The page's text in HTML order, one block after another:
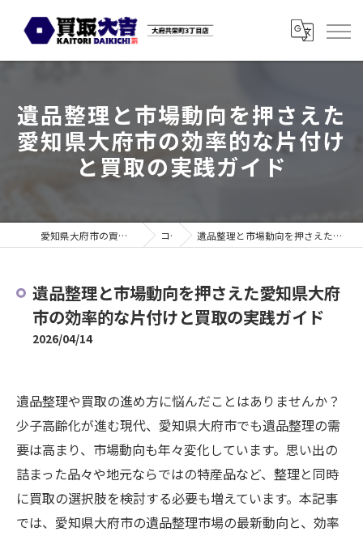
遺品整理と市場動向を押さえた
愛知県大府市の効率的な片付け
と買取の実践ガイド
愛知県大府市の買取なら買取大吉 大府共栄町3丁目店 コラム 遺品整理と市場動向を押さえた愛知県大府市の効率的な片付けと買取の実践ガイド
遺品整理と市場動向を押さえた愛知県大府
市の効率的な片付けと買取の実践ガイド
2026/04/14
遺品整理や買取の進め方に悩んだことはありませんか？
少子高齢化が進む現代、愛知県大府市でも遺品整理の需
要は高まり、市場動向も年々変化しています。思い出の
詰まった品々や地元ならではの特産品など、整理と同時
に買取の選択肢を検討する必要も増えています。本記事
では、愛知県大府市の遺品整理市場の最新動向と、効率